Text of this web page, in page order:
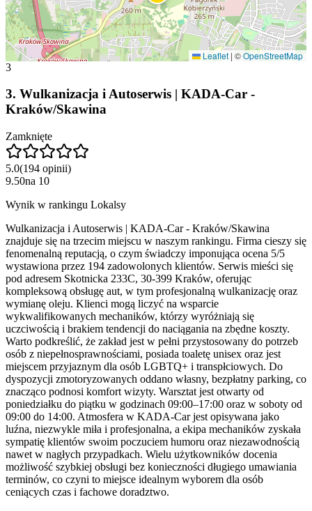
Leaflet | ©OpenStreetMap
3
3. Wulkanizacja i Autoserwis | KADA-Car -
Kraków/Skawina
Zamknięte
5.0(194 opinii)
9.50na 10
Wynik w rankingu Lokalsy
Wulkanizacja i Autoserwis | KADA-Car - Kraków/Skawina
znajduje się na trzecim miejscu w naszym rankingu. Firma cieszy się
fenomenalną reputacją, o czym świadczy imponująca ocena 5/5
wystawiona przez 194 zadowolonych klientów. Serwis mieści się
pod adresem Skotnicka 233C, 30-399 Kraków, oferując
kompleksową obsługę aut, w tym profesjonalną wulkanizację oraz
wymianę oleju. Klienci mogą liczyć na wsparcie
wykwalifikowanych mechaników, którzy wyróżniają się
uczciwością i brakiem tendencji do naciągania na zbędne koszty.
Warto podkreślić, że zakład jest w pełni przystosowany do potrzeb
osób z niepełnosprawnościami, posiada toaletę unisex oraz jest
miejscem przyjaznym dla osób LGBTQ+ i transpłciowych. Do
dyspozycji zmotoryzowanych oddano własny, bezpłatny parking, co
znacząco podnosi komfort wizyty. Warsztat jest otwarty od
poniedziałku do piątku w godzinach 09:00–17:00 oraz w soboty od
09:00 do 14:00. Atmosfera w KADA-Car jest opisywana jako
luźna, niezwykle miła i profesjonalna, a ekipa mechaników zyskała
sympatię klientów swoim poczuciem humoru oraz niezawodnością
nawet w nagłych przypadkach. Wielu użytkowników docenia
możliwość szybkiej obsługi bez konieczności długiego umawiania
terminów, co czyni to miejsce idealnym wyborem dla osób
ceniących czas i fachowe doradztwo.